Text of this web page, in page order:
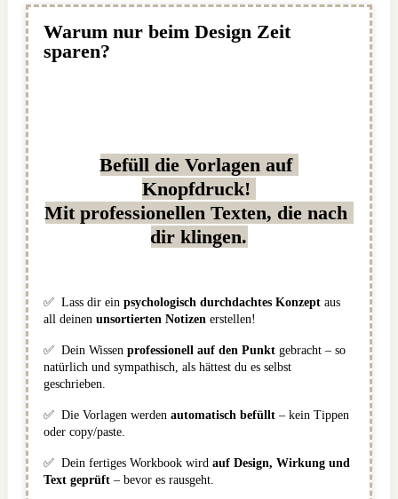
Warum nur beim Design Zeit
sparen?
Befüll die Vorlagen auf
Knopfdruck!
Mit professionellen Texten, die nach
dir klingen.
✅ Lass dir ein psychologisch durchdachtes Konzept aus
all deinen unsortierten Notizen erstellen!
✅ Dein Wissen professionell auf den Punkt gebracht – so
natürlich und sympathisch, als hättest du es selbst
geschrieben.
✅ Die Vorlagen werden automatisch befüllt – kein Tippen
oder copy/paste.
✅ Dein fertiges Workbook wird auf Design, Wirkung und
Text geprüft – bevor es rausgeht.